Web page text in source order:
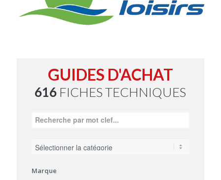
GUIDES D'ACHAT
616 FICHES TECHNIQUES
Marque